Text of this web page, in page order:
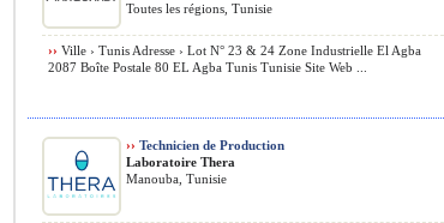
Toutes les régions, Tunisie
›› Ville › Tunis Adresse › Lot N° 23 & 24 Zone Industrielle El Agba
2087 Boîte Postale 80 EL Agba Tunis Tunisie Site Web ...
›› Technicien de Production
Laboratoire Thera
Manouba, Tunisie